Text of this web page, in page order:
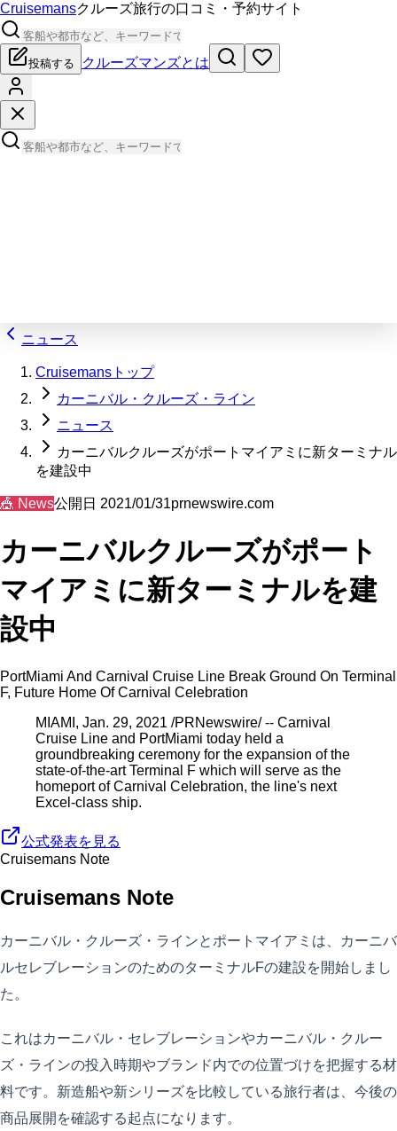
Cruisemansクルーズ旅行の口コミ・予約サイト
投稿する クルーズマンズとは
ニュース
Cruisemansトップ
カーニバル・クルーズ・ライン
ニュース
カーニバルクルーズがポートマイアミに新ターミナル
を建設中
🎪 News公開日 2021/01/31prnewswire.com
カーニバルクルーズがポート
マイアミに新ターミナルを建
設中
PortMiami And Carnival Cruise Line Break Ground On Terminal
F, Future Home Of Carnival Celebration
MIAMI, Jan. 29, 2021 /PRNewswire/ -- Carnival
Cruise Line and PortMiami today held a
groundbreaking ceremony for the expansion of the
state-of-the-art Terminal F which will serve as the
homeport of Carnival Celebration, the line's next
Excel-class ship.
公式発表を見る
Cruisemans Note
Cruisemans Note
カーニバル・クルーズ・ラインとポートマイアミは、カーニバ
ルセレブレーションのためのターミナルFの建設を開始しまし
た。
これはカーニバル・セレブレーションやカーニバル・クルー
ズ・ラインの投入時期やブランド内での位置づけを把握する材
料です。新造船や新シリーズを比較している旅行者は、今後の
商品展開を確認する起点になります。